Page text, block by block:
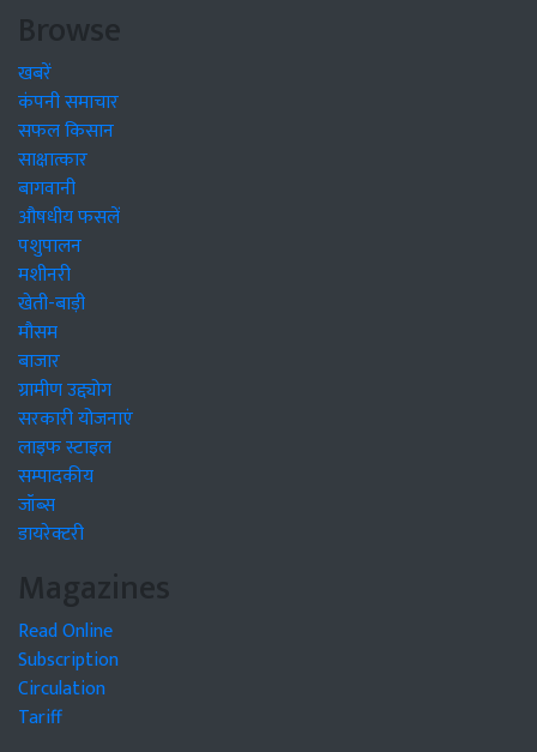
Browse
खबरें
कंपनी समाचार
सफल किसान
साक्षात्कार
बागवानी
औषधीय फसलें
पशुपालन
मशीनरी
खेती-बाड़ी
मौसम
बाजार
ग्रामीण उद्द्योग
सरकारी योजनाएं
लाइफ स्टाइल
सम्पादकीय
जॉब्स
डायरेक्टरी
Magazines
Read Online
Subscription
Circulation
Tariff